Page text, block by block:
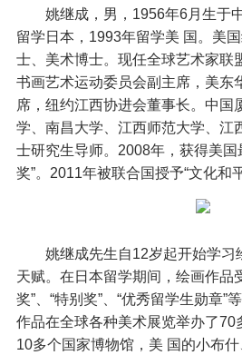
姚继成，男，1956年6月生于
留学日本，1993年留学美 国。美
士、美术博士。现任全球艺术家联
书画艺术运动委员会副主席，美东
席，纽约江西协进会董事长。中国
学、南昌大学、江西师范大学、江
士研究生导师。2008年，获得美国
奖”。2011年被联合国授予“文化和
姚继成先生自12岁起开始学习
天赋。在日本留学期间，绘画作品
奖”、“特别奖”、“优秀留学生勋章”
作品在全球各种美术展览举办了70
10多个国家博物馆，美 国的小布